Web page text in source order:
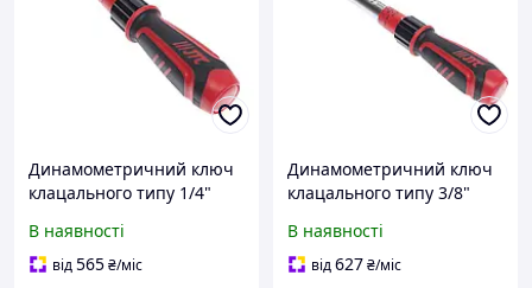
Динамометричний ключ
клацального типу 1/4"
В наявності
від565₴/міс
Динамометричний ключ
клацального типу 3/8"
В наявності
від627₴/міс